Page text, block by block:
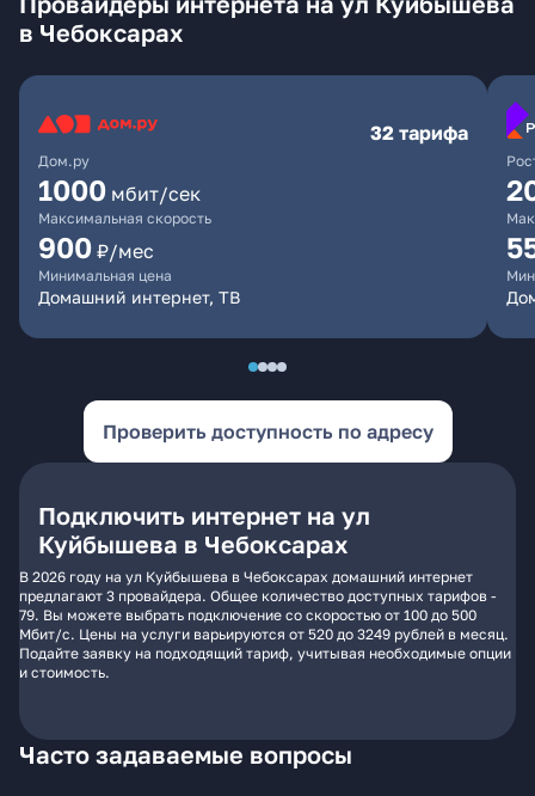
в Чебоксарах
Дом.ру
32 тарифа
1000 мбит/сек
Максимальная скорость
900 ₽/мес
Минимальная цена
Домашний интернет, ТВ
Проверить доступность по адресу
Подключить интернет на ул
Куйбышева в Чебоксарах
В 2026 году на ул Куйбышева в Чебоксарах домашний интернет
предлагают 3 провайдера. Общее количество доступных тарифов -
79. Вы можете выбрать подключение со скоростью от 100 до 500
Мбит/с. Цены на услуги варьируются от 520 до 3249 рублей в месяц.
Подайте заявку на подходящий тариф, учитывая необходимые опции
и стоимость.
Часто задаваемые вопросы